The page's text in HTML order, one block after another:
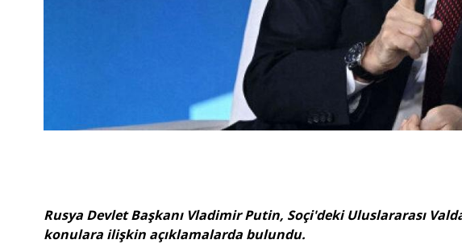
Rusya Devlet Başkanı Vladimir Putin, Soçi'deki Uluslararası
konulara ilişkin açıklamalarda bulundu.